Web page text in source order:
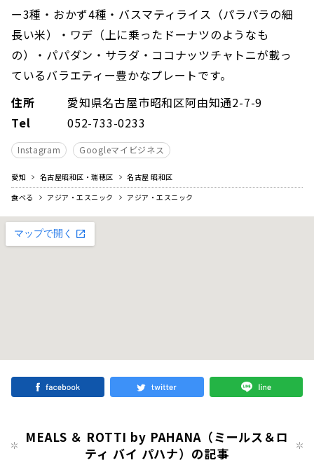
ー3種・おかず4種・バスマティライス（パラパラの細
長い米）・ワデ（上に乗ったドーナツのようなも
の）・パパダン・サラダ・ココナッツチャトニが載っ
ているバラエティー豊かなプレートです。
住所
愛知県名古屋市昭和区阿由知通2-7-9
Tel
052-733-0233
Instagram Googleマイビジネス
愛知 名古屋昭和区・瑞穂区
名古屋 昭和区
食べる
アジア・エスニック アジア・エスニック
MEALS ＆ ROTTI by PAHANA（ミールス＆ロ
ティ バイ パハナ）の記事